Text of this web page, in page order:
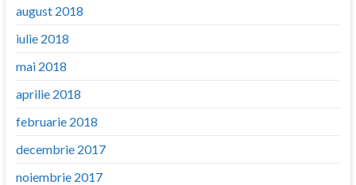
august 2018
iulie 2018
mai 2018
aprilie 2018
februarie 2018
decembrie 2017
noiembrie 2017